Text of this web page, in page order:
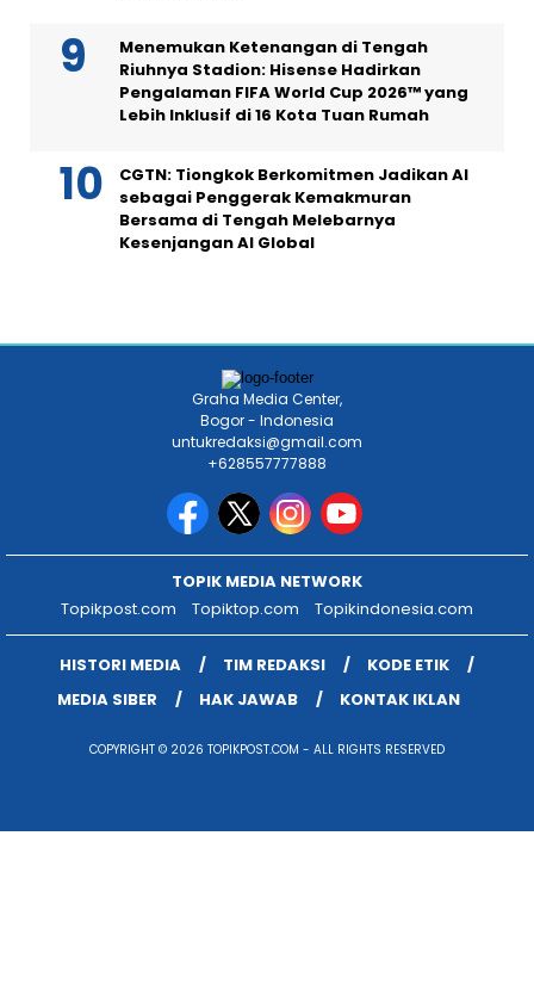
Menemukan Ketenangan di Tengah
Riuhnya Stadion: Hisense Hadirkan
Pengalaman FIFA World Cup 2026™ yang
Lebih Inklusif di 16 Kota Tuan Rumah
CGTN: Tiongkok Berkomitmen Jadikan AI
sebagai Penggerak Kemakmuran
Bersama di Tengah Melebarnya
Kesenjangan AI Global
Graha Media Center,
Bogor - Indonesia
untukredaksi@gmail.com
+628557777888
TOPIK MEDIA NETWORK
Topikpost.com
Topiktop.com Topikindonesia.com
HISTORI MEDIA TIM REDAKSI
KODE ETIK
MEDIA SIBER
HAK JAWAB KONTAK IKLAN
COPYRIGHT © 2026 TOPIKPOST.COM - ALL RIGHTS RESERVED